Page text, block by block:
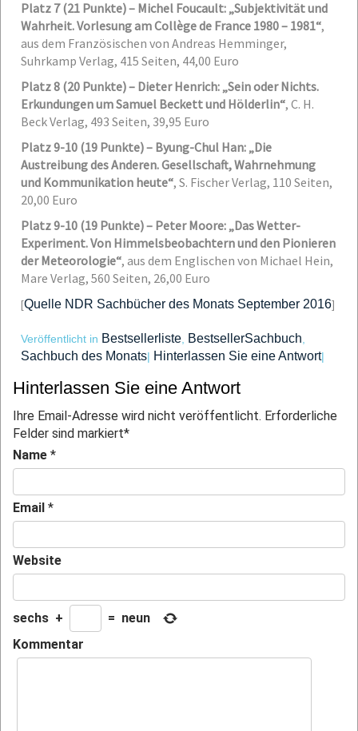
Platz 7 (21 Punkte) – Michel Foucault: „Subjektivität und
Wahrheit. Vorlesung am Collège de France 1980 – 1981“,
aus dem Französischen von Andreas Hemminger,
Suhrkamp Verlag, 415 Seiten, 44,00 Euro
Platz 8 (20 Punkte) – Dieter Henrich: „Sein oder Nichts.
Erkundungen um Samuel Beckett und Hölderlin“, C. H.
Beck Verlag, 493 Seiten, 39,95 Euro
Platz 9-10 (19 Punkte) – Byung-Chul Han: „Die
Austreibung des Anderen. Gesellschaft, Wahrnehmung
und Kommunikation heute“, S. Fischer Verlag, 110 Seiten,
20,00 Euro
Platz 9-10 (19 Punkte) – Peter Moore: „Das Wetter-
Experiment. Von Himmelsbeobachtern und den Pionieren
der Meteorologie“, aus dem Englischen von Michael Hein,
Mare Verlag, 560 Seiten, 26,00 Euro
[Quelle NDR Sachbücher des Monats September 2016]
Veröffentlicht in Bestsellerliste BestsellerSachbuch
Sachbuch des Monats| Hinterlassen Sie eine Antwort|
Hinterlassen Sie eine Antwort
Ihre Email-Adresse wird nicht veröffentlicht. Erforderliche
Felder sind markiert*
Name *
Email *
Website
sechs + = neun
Kommentar